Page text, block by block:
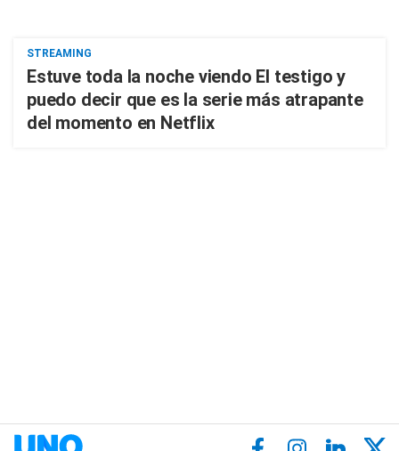
STREAMING
Estuve toda la noche viendo El testigo y
puedo decir que es la serie más atrapante
del momento en Netflix